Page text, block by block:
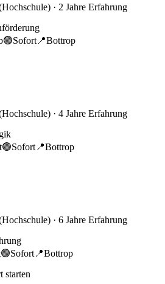
· 2 Jahre Erfahrung
🟢Sofort 📍Bottrop
· 4 Jahre Erfahrung
🟢Sofort 📍Bottrop
· 6 Jahre Erfahrung
🟢Sofort 📍Bottrop
starten